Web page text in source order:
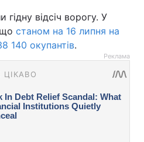
гідну відсіч ворогу. У
станом на 16 липня на
140 окупантів.
Реклама